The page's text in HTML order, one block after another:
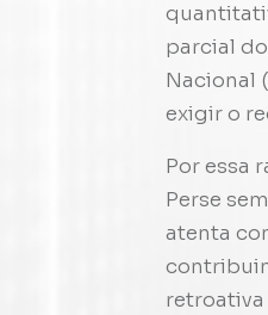
parcial
Nacional
exigir o
Por essa
Perse
atenta